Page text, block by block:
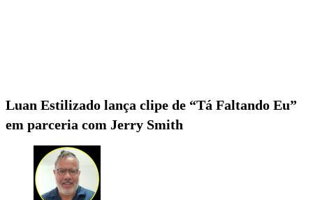
Luan Estilizado lança clipe de “Tá Faltando Eu”
em parceria com Jerry Smith